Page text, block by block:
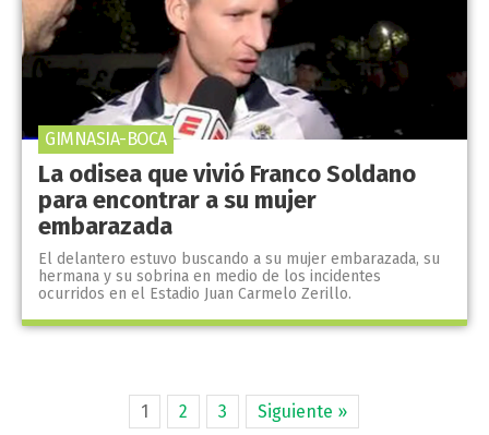
La odisea que vivió Franco Soldano
para encontrar a su mujer
embarazada
El delantero estuvo buscando a su mujer embarazada, su
hermana y su sobrina en medio de los incidentes
ocurridos en el Estadio Juan Carmelo Zerillo.
GIMNASIA-BOCA
1 2 3 Siguiente »